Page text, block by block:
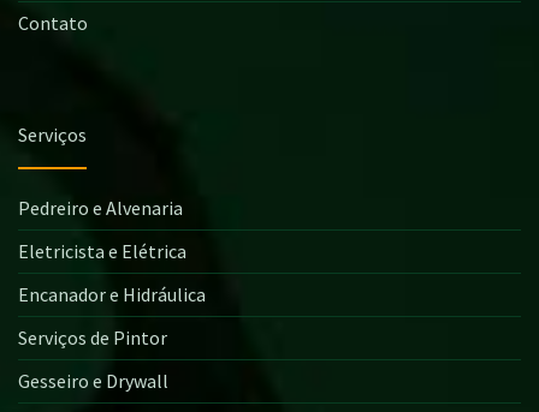
Contato
Serviços
Pedreiro e Alvenaria
Eletricista e Elétrica
Encanador e Hidráulica
Serviços de Pintor
Gesseiro e Drywall